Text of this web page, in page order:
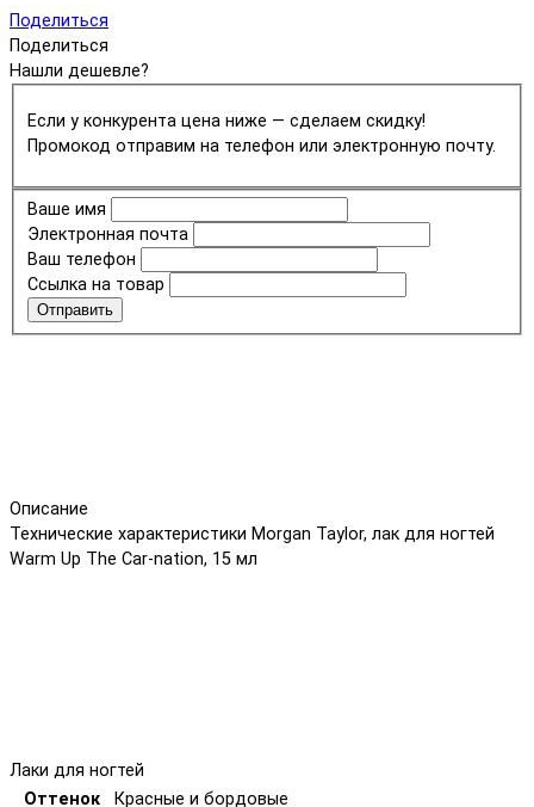
Поделиться
Поделиться
Нашли дешевле?
Если у конкурента цена ниже — сделаем скидку!
Промокод отправим на телефон или электронную почту.
Ваше имя
Электронная почта
Ваш телефон
Ссылка на товар
Отправить
Описание
Технические характеристики Morgan Taylor, лак для ногтей
Warm Up The Car-nation, 15 мл
Лаки для ногтей
Оттенок
Красные и бордовые